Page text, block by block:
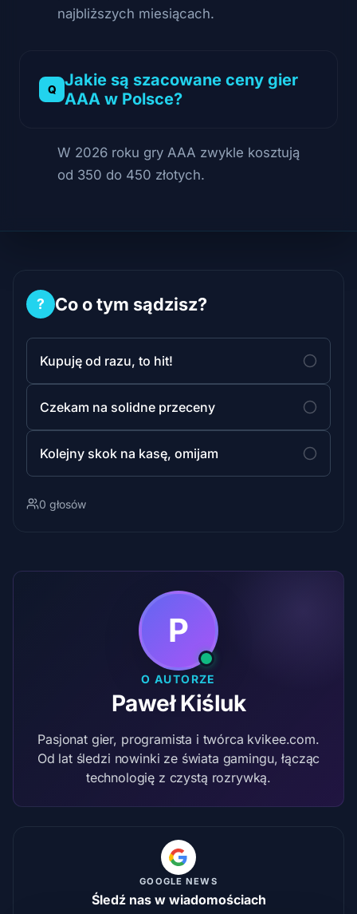
najbliższych miesiącach.
Jakie są szacowane ceny gier
AAA w Polsce?
W 2026 roku gry AAA zwykle kosztują
od 350 do 450 złotych.
? Co o tym sądzisz?
Kupuję od razu, to hit!
Czekam na solidne przeceny
Kolejny skok na kasę, omijam
0 głosów
P
O AUTORZE
Paweł Kiśluk
Pasjonat gier, programista i twórca kvikee.com.
Od lat śledzi nowinki ze świata gamingu, łącząc
technologię z czystą rozrywką.
GOOGLE NEWS
Śledź nas w wiadomościach